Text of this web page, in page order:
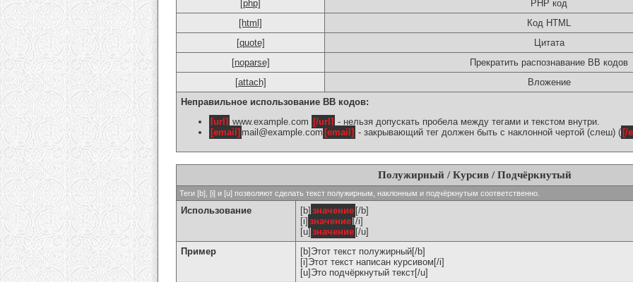
[php]
PHP код
[html]
Код HTML
[quote]
Цитата
[noparse]
Прекратить распознавание BB кодов
[attach]
Вложение
Неправильное использование BB кодов:
[url] www.example.com [/url] - нельзя допускать пробела между тегами и текстом внутри.
[email] mail@example.com [email] - закрывающий тег должен быть с наклонной чертой (слеш) ( [/
Полужирный / Курсив / Подчёркнутый
Теги [b], [i] и [u] позволяют сделать текст полужирным, наклонным и подчёркнутым соответственно.
Использование [b] значение [/b]
[i] значение [/i]
[u] значение [/u]
Пример
[b]Этот текст полужирный[/b]
[i]Этот текст написан курсивом[/i]
[u]Это подчёркнутый текст[/u]